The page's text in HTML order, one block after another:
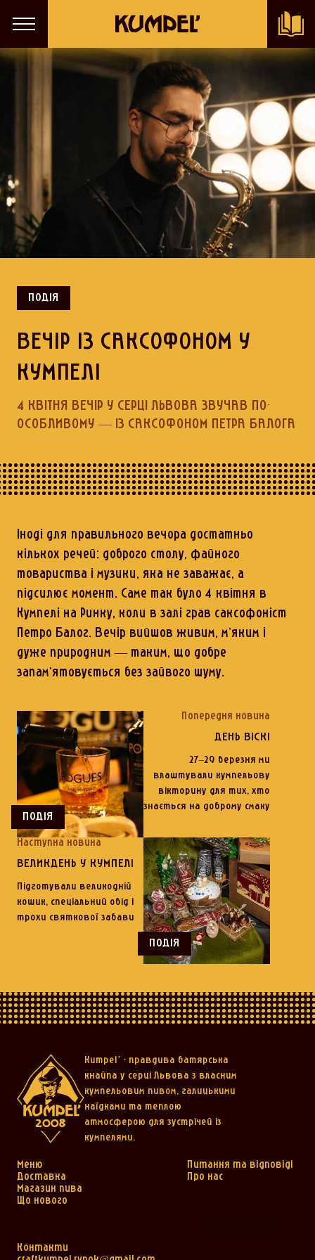
ПОДІЯ
ВЕЧІР ІЗ САКСОФОНОМ У
КУМПЕЛІ
4 КВІТНЯ ВЕЧІР У СЕРЦІ ЛЬВОВА ЗВУЧАВ ПО-
ОСОБЛИВОМУ — ІЗ САКСОФОНОМ ПЕТРА БАЛОГА
Іноді для правильного вечора достатньо
кількох речей: доброго столу, файного
товариства і музики, яка не заважає, а
підсилює момент. Саме так було 4 квітня в
Кумпелі на Ринку, коли в залі грав саксофоніст
Петро Балог. Вечір вийшов живим, м'яким і
дуже природним — таким, що добре
запам'ятовується без зайвого шуму.
ПОДІЯ
Попередня новина
ДЕНЬ ВІСКІ
27–29 березня ми
влаштували кумпельову
вікторину для тих, хто
знається на доброму смаку
ПОДІЯ
Наступна новина
ВЕЛИКДЕНЬ У КУМПЕЛІ
Підготували великодній
кошик, спеціальний обід і
трохи святкової забави
Kumpel’ - правдива батярська
кнайпа у серці Львова з власним
кумпельовим пивом, галицькими
наїдками та теплою
атмосферою для зустрічей із
кумпелями.
Меню
Доставка
Магазин пива
Що нового
Питання та відповіді
Про нас
Контакти